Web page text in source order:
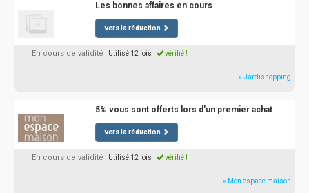
Les bonnes affaires en cours
vers la réduction
En cours de validité | Utilisé 12 fois vérifié !
» Jardishopping
5% vous sont offerts lors d'un premier achat
vers la réduction
En cours de validité | Utilisé 12 fois vérifié !
» Mon espace maison